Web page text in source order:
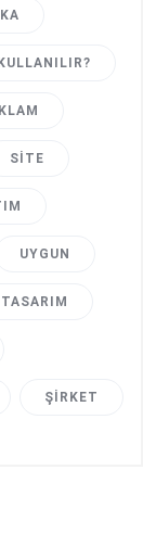
SITE
UYGUN
ŞIRKET